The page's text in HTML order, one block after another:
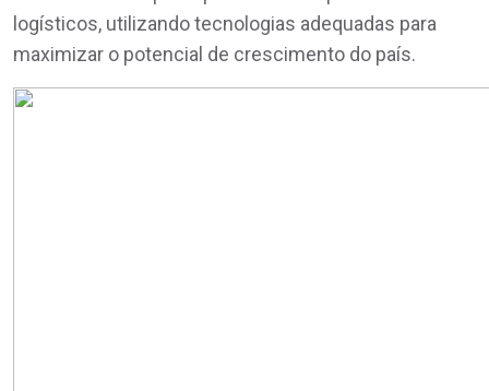
logísticos, utilizando tecnologias adequadas para
maximizar o potencial de crescimento do país.